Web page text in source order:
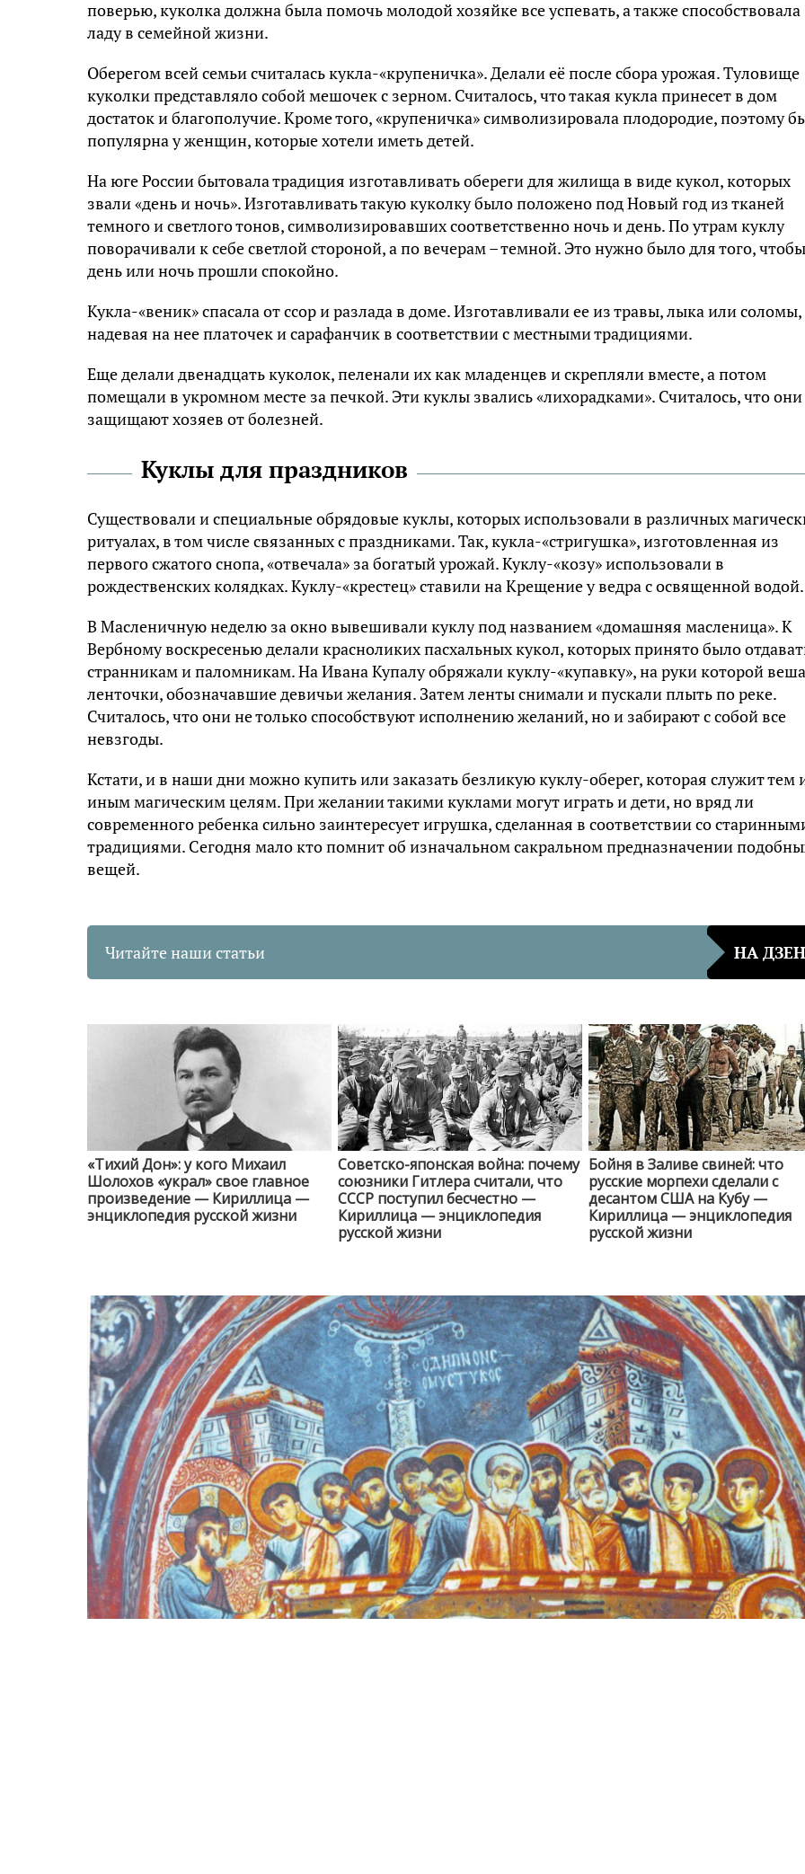
поверью, куколка должна была помочь молодой хозяйке все успевать, а также способствовала
ладу в семейной жизни.
Оберегом всей семьи считалась кукла-«крупеничка». Делали её после сбора урожая. Туловище
куколки представляло собой мешочек с зерном. Считалось, что такая кукла принесет в дом
достаток и благополучие. Кроме того, «крупеничка» символизировала плодородие, поэтому
популярна у женщин, которые хотели иметь детей.
На юге России бытовала традиция изготавливать обереги для жилища в виде кукол, которых
звали «день и ночь». Изготавливать такую куколку было положено под Новый год из тканей
темного и светлого тонов, символизировавших соответственно ночь и день. По утрам куклу
поворачивали к себе светлой стороной, а по вечерам – темной. Это нужно было для того, чтобы
день или ночь прошли спокойно.
Кукла-«веник» спасала от ссор и разлада в доме. Изготавливали ее из травы, лыка или соломы,
надевая на нее платочек и сарафанчик в соответствии с местными традициями.
Еще делали двенадцать куколок, пеленали их как младенцев и скрепляли вместе, а потом
помещали в укромном месте за печкой. Эти куклы звались «лихорадками». Считалось, что они
защищают хозяев от болезней.
Куклы для праздников
Существовали и специальные обрядовые куклы, которых использовали в различных
ритуалах, в том числе связанных с праздниками. Так, кукла-«стригушка», изготовленная из
первого сжатого снопа, «отвечала» за богатый урожай. Куклу-«козу» использовали в
рождественских колядках. Куклу-«крестец» ставили на Крещение у ведра с освященной водой.
В Масленичную неделю за окно вывешивали куклу под названием «домашняя масленица». К
Вербному воскресенью делали красноликих пасхальных кукол, которых принято было
странникам и паломникам. На Ивана Купалу обряжали куклу-«купавку», на руки которой
ленточки, обозначавшие девичьи желания. Затем ленты снимали и пускали плыть по реке.
Считалось, что они не только способствуют исполнению желаний, но и забирают с собой все
невзгоды.
Кстати, и в наши дни можно купить или заказать безликую куклу-оберег, которая служит тем
иным магическим целям. При желании такими куклами могут играть и дети, но вряд ли
современного ребенка сильно заинтересует игрушка, сделанная в соответствии со
традициями. Сегодня мало кто помнит об изначальном сакральном предназначении
вещей.
Читайте наши статьи НА ДЗЕН
«Тихий Дон»: у кого Михаил
Шолохов «украл» свое главное
произведение — Кириллица —
энциклопедия русской жизни
Советско-японская война: почему
союзники Гитлера считали, что
СССР поступил бесчестно —
Кириллица — энциклопедия
русской жизни
Бойня в Заливе свиней: что
русские морпехи сделали с
десантом США на Кубу —
Кириллица — энциклопедия
русской жизни